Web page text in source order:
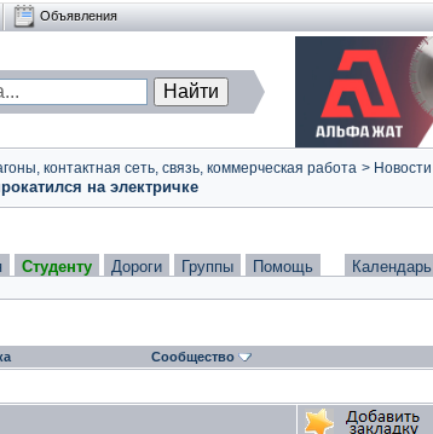
Объявления
контактная сеть, связь, коммерческая работа > Новости
на электричке
Студенту Дороги Группы Помощь Календарь
Сообщество